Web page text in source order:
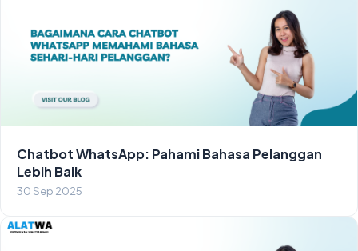
Chatbot WhatsApp: Pahami Bahasa Pelanggan
Lebih Baik
30 Sep 2025